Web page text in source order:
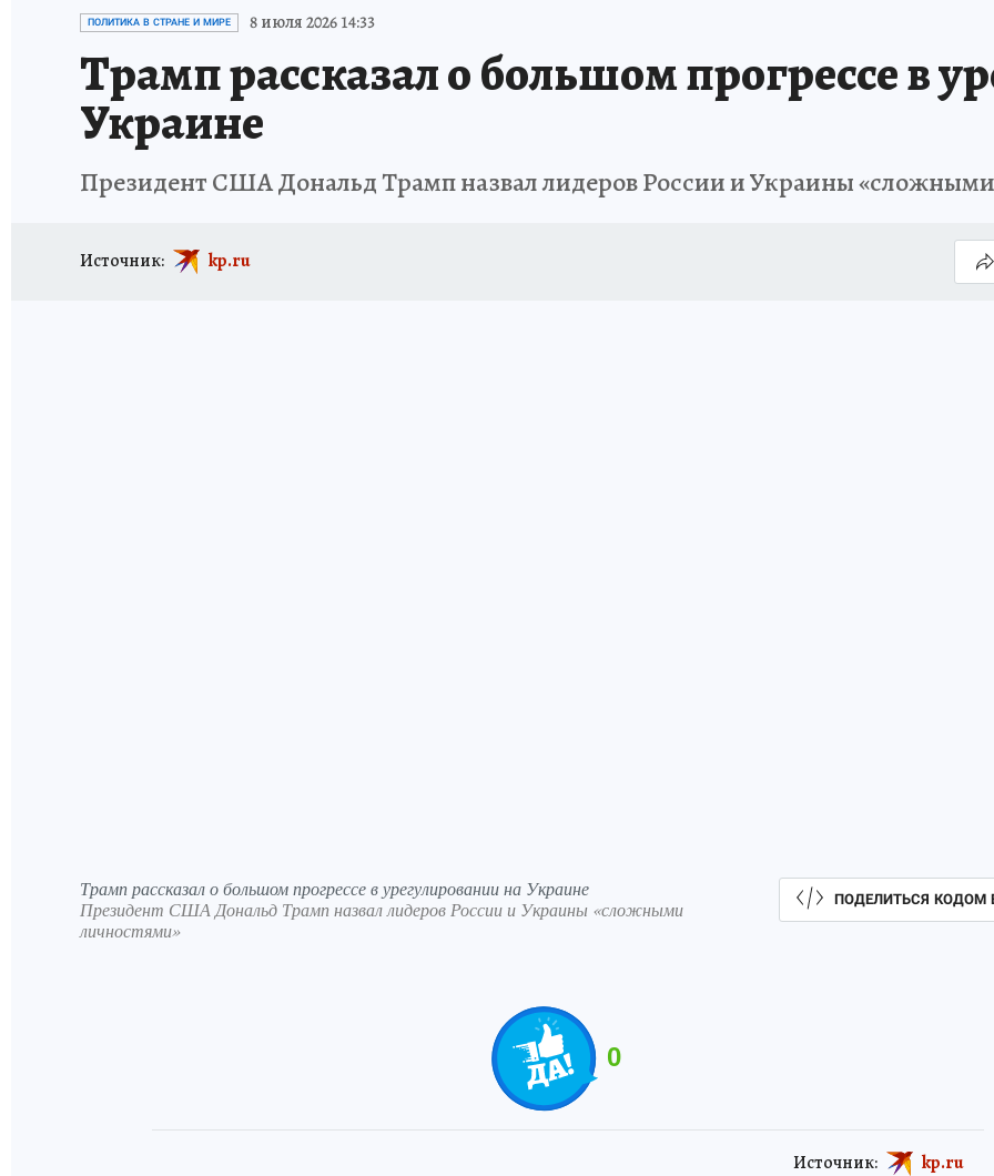
ИСПЫТАНО НА СЕБЕ
ПОЛИТИКА В СТРАНЕ И МИРЕ 8 июля 2026 14:33
Трамп рассказал о большом прогрессе в
Украине
Президент США Дональд Трамп назвал лидеров России и Украины
Источник: kp.ru
Трамп рассказал о большом прогрессе в урегулировании на Украине
Президент США Дональд Трамп назвал лидеров России и Украины «сложными
личностями»
ПОДЕЛИТЬСЯ КОДОМ
0
Источник: kp.ru